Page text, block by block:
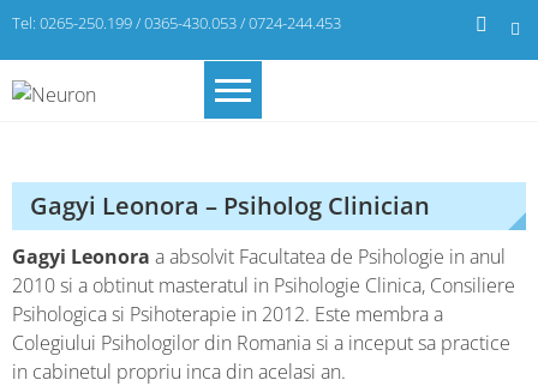
Skip
Tel: 0265-250.199 / 0365-430.053 / 0724-244.453
Neuron
Gagyi Leonora – Psiholog Clinician
Gagyi Leonora a absolvit Facultatea de Psihologie in anul
2010 si a obtinut masteratul in Psihologie Clinica, Consiliere
Psihologica si Psihoterapie in 2012. Este membra a
Colegiului Psihologilor din Romania si a inceput sa practice
in cabinetul propriu inca din acelasi an.